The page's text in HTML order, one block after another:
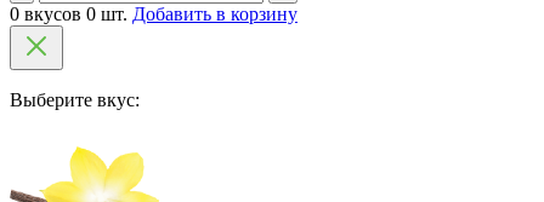
0 вкусов 0 шт. Добавить в корзину
Выберите вкус: